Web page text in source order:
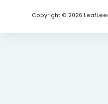
Copyright © 2026